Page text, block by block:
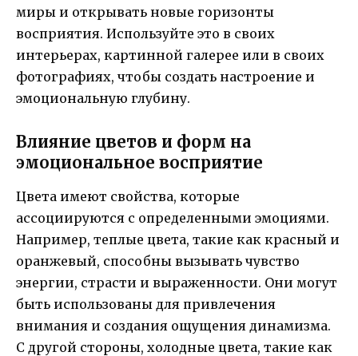
миры и открывать новые горизонты
восприятия. Используйте это в своих
интерьерах, картинной галерее или в своих
фотографиях, чтобы создать настроение и
эмоциональную глубину.
Влияние цветов и форм на
эмоциональное восприятие
Цвета имеют свойства, которые
ассоциируются с определенными эмоциями.
Например, теплые цвета, такие как красный и
оранжевый, способны вызывать чувство
энергии, страсти и выраженности. Они могут
быть использованы для привлечения
внимания и создания ощущения динамизма.
С другой стороны, холодные цвета, такие как